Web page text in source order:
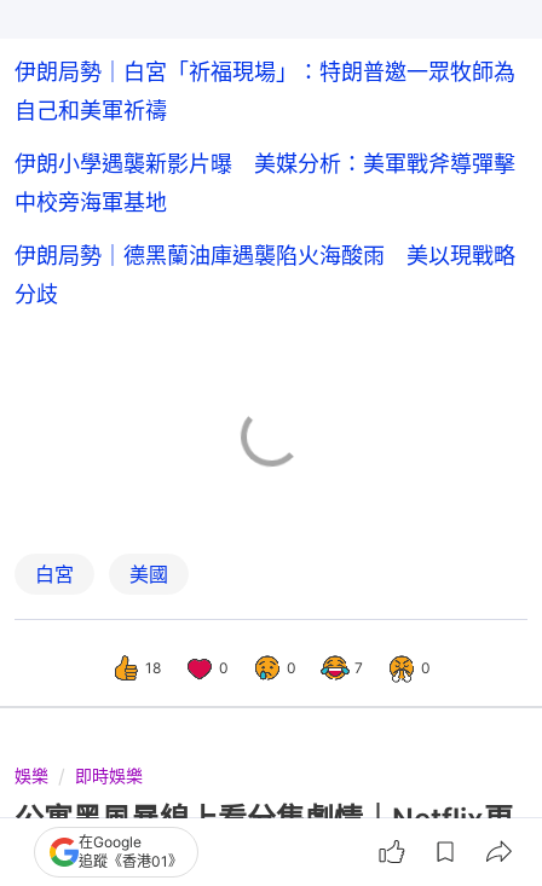
伊朗局勢｜白宮「祈福現場」：特朗普邀一眾牧師為
自己和美軍祈禱
伊朗小學遇襲新影片曝 美媒分析：美軍戰斧導彈擊
中校旁海軍基地
伊朗局勢｜德黑蘭油庫遇襲陷火海酸雨 美以現戰略
分歧
白宮 美國
18 0 0 7 0
娛樂 即時娛樂
公寓黑風暴線上看分集劇情｜Netflix更
新時間+演員關係圖角色簡介
在Google
追蹤《香港01》